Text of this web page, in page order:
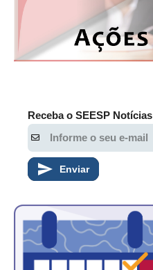
Receba o SEESP Notícias
Enviar